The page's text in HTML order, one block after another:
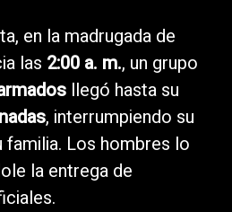
en la madrugada de
las 2:00 a. m., un grupo
llegó hasta su
, interrumpiendo su
familia. Los hombres lo
la entrega de